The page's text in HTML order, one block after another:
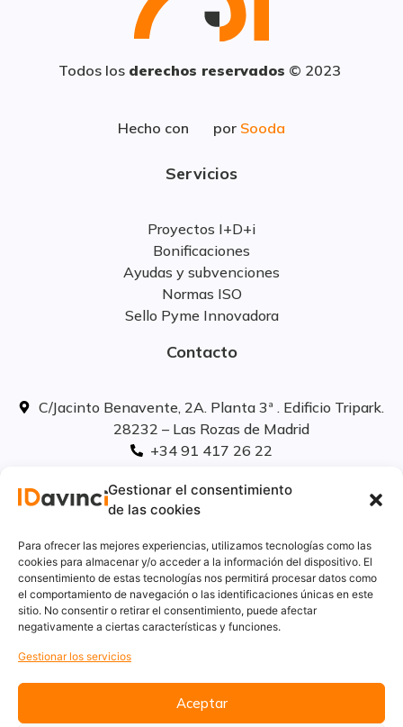
Gestionar el consentimiento
de las cookies
Para ofrecer las mejores experiencias, utilizamos tecnologías como las
cookies para almacenar y/o acceder a la información del dispositivo. El
consentimiento de estas tecnologías nos permitirá procesar datos como
el comportamiento de navegación o las identificaciones únicas en este
sitio. No consentir o retirar el consentimiento, puede afectar
negativamente a ciertas características y funciones.
Gestionar los servicios
Aceptar
Todos los derechos reservados © 2023
Hecho con por Sooda
Servicios
Proyectos I+D+i
Bonificaciones
Ayudas y subvenciones
Normas ISO
Sello Pyme Innovadora
Contacto
C/Jacinto Benavente, 2A. Planta 3ª . Edificio Tripark.
28232 – Las Rozas de Madrid
+34 91 417 26 22
linkedIn
Aviso Legal
Privacidad
Cookies